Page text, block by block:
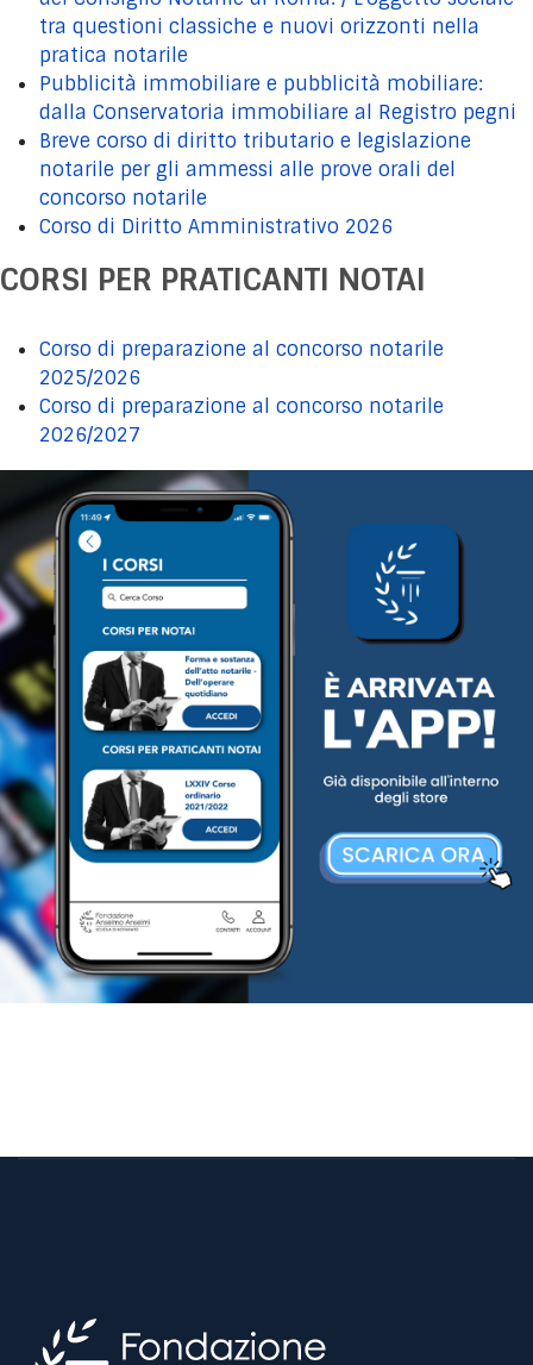
tra questioni classiche e nuovi orizzonti nella
pratica notarile
Pubblicità immobiliare e pubblicità mobiliare:
dalla Conservatoria immobiliare al Registro pegni
Breve corso di diritto tributario e legislazione
notarile per gli ammessi alle prove orali del
concorso notarile
Corso di Diritto Amministrativo 2026
CORSI PER PRATICANTI NOTAI
Corso di preparazione al concorso notarile
2025/2026
Corso di preparazione al concorso notarile
2026/2027